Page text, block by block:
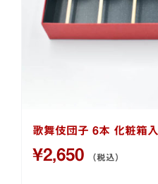
歌舞伎団子 6本 化粧箱入
¥2,650 （税込）